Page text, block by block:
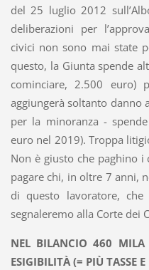
del 25 luglio 2012
deliberazioni per
civici non sono mai state
questo, la Giunta spende
cominciare, 2.500 euro)
aggiungerà soltanto danno
per la minoranza -
euro nel 2019). Troppa
Non è giusto che paghino
pagare chi, in oltre 7 anni,
di questo lavoratore,
segnaleremo alla Corte dei
NEL BILANCIO 460
ESIGIBILITÀ (= PIÙ TASSE